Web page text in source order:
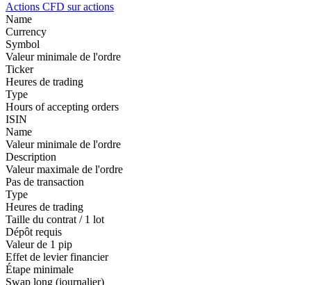
Actions CFD sur actions
Name
Currency
Symbol
Valeur minimale de l'ordre
Ticker
Heures de trading
Type
Hours of accepting orders
ISIN
Name
Valeur minimale de l'ordre
Description
Valeur maximale de l'ordre
Pas de transaction
Type
Heures de trading
Taille du contrat / 1 lot
Dépôt requis
Valeur de 1 pip
Effet de levier financier
Étape minimale
Swap long (journalier)